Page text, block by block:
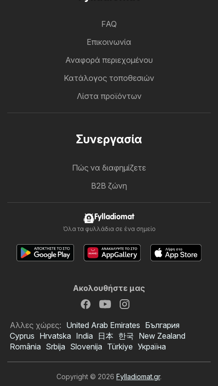
FAQ
Επικοινωνία
Αναφορά περιεχομένου
Κατάλογος τοποθεσιών
Λίστα προϊόντων
Συνεργασία
Πώς να διαφημίζετε
B2B ζώνη
Fylladiomat
Όλα τα φυλλάδια σε ένα σημείο
Ακολουθήστε μας
Αλλες χώρες: United Arab Emirates България
Cyprus Hrvatska India 日本 한국 New Zealand
România Srbija Slovenija Türkiye Україна
Copyright © 2026 Fylladiomat.gr.